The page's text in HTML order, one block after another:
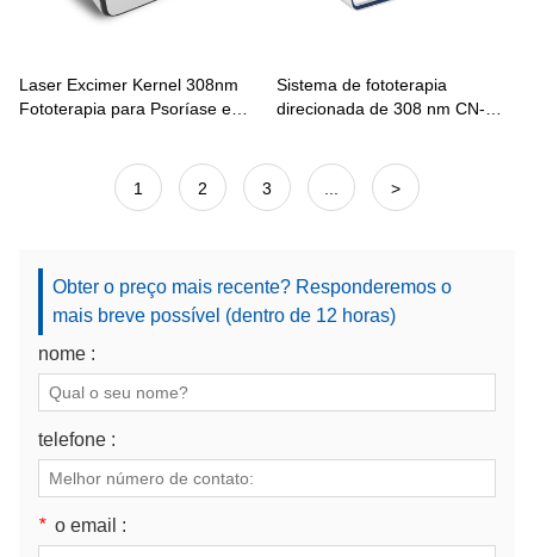
Laser Excimer Kernel 308nm
Fototerapia para Psoríase e
Sistema de fototerapia
direcionada de 308 nm CN-
1 2 3 ... >
Obter o preço mais recente? Responderemos o
mais breve possível (dentro de 12 horas)
nome :
telefone :
* o email :